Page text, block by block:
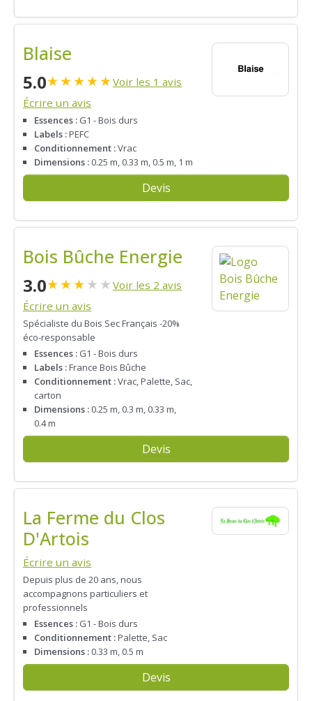
Blaise
5.0★★★★★Voir les 1 avis
Écrire un avis
Essences : G1 - Bois durs
Labels :PEFC
Conditionnement :Vrac
Dimensions : 0.25 m, 0.33 m, 0.5 m, 1 m
Devis
Bois Bûche Energie
3.0★★★★ ★ Voir les 2 avis
Écrire un avis
Spécialiste du Bois Sec Français -20%
éco-responsable
Essences : G1 - Bois durs
Labels :France Bois Bûche
Conditionnement :Vrac, Palette, Sac,
carton
Dimensions : 0.25 m, 0.3 m, 0.33 m,
0.4 m
Devis
La Ferme du Clos
D'Artois
Écrire un avis
Depuis plus de 20 ans, nous
accompagnons particuliers et
professionnels
Essences : G1 - Bois durs
Conditionnement :Palette, Sac
Dimensions : 0.33 m, 0.5 m
Devis